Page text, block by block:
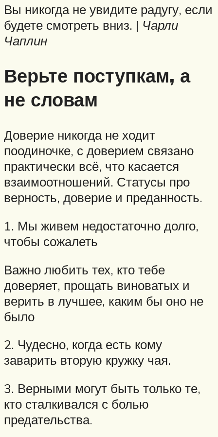
Вы никогда не увидите радугу, если
будете смотреть вниз. | Чарли
Чаплин
Верьте поступкам, а
не словам
Доверие никогда не ходит
поодиночке, с доверием связано
практически всё, что касается
взаимоотношений. Статусы про
верность, доверие и преданность.
1. Мы живем недостаточно долго,
чтобы сожалеть
Важно любить тех, кто тебе
доверяет, прощать виноватых и
верить в лучшее, каким бы оно не
было
2. Чудесно, когда есть кому
заварить вторую кружку чая.
3. Верными могут быть только те,
кто сталкивался с болью
предательства.